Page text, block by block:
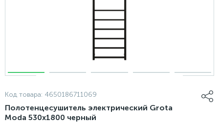
Код товара: 4650186711069
Полотенцесушитель электрический Grota
Moda 530x1800 черный